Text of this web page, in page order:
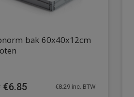
bak 60x40x12cm
€6.85 €8.29inc. BTW